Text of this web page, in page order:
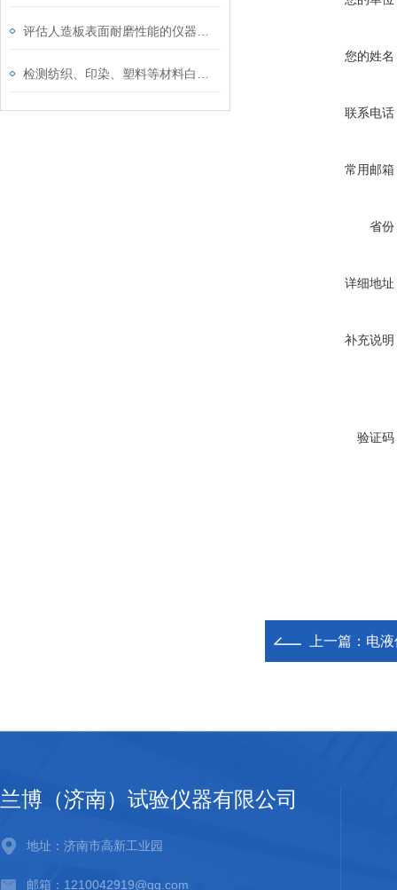
您的姓名
联系电话
常用邮箱
省份
详细地址
补充说明
验证码
上一篇： 电
兰博（济南）试验仪器有限公司
地址：济南市高新工业园
邮箱：1210042919@qq.com